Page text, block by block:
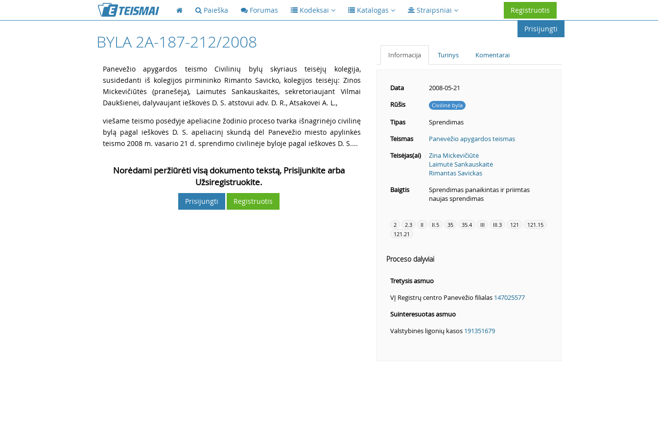
Paieška Forumas Kodeksai Katalogas Straipsniai
Registruotis
Prisijungti
BYLA 2A-187-212/2008
Panevėžio apygardos teismo Civilinių bylų skyriaus teisėjų kolegija,
susidedanti iš kolegijos pirmininko Rimanto Savicko, kolegijos teisėjų: Zinos
Mickevičiūtės (pranešėja), Laimutės Sankauskaitės, sekretoriaujant Vilmai
Daukšienei, dalyvaujant ieškovės D. S. atstovui adv. D. R., Atsakovei A. L.,
viešame teismo posėdyje apeliacine žodinio proceso tvarka išnagrinėjo civilinę
bylą pagal ieškovės D. S. apeliacinį skundą dėl Panevėžio miesto apylinkės
teismo 2008 m. vasario 21 d. sprendimo civilinėje byloje pagal ieškovės D. S....
Norėdami peržiūrėti visą dokumento tekstą, Prisijunkite arba
Užsiregistruokite.
Prisijungti Registruotis
Informacija Turinys Komentarai
Data
2008-05-21
Rūšis
Civilinė byla
Tipas
Sprendimas
Teismas
Panevėžio apygardos teismas
Teisėjas(ai)
Zina Mickevičiūtė
Laimutė Sankauskaitė
Rimantas Savickas
Baigtis
Sprendimas panaikintas ir priimtas
naujas sprendimas
2 2.3 II II.5 35 35.4 III III.3 121
121.15
121.21
Proceso dalyviai
Tretysis asmuo
VĮ Registrų centro Panevėžio filialas 147025577
Suinteresuotas asmuo
Valstybinės ligonių kasos 191351679